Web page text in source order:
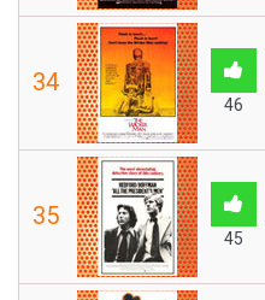
34
46
35
45